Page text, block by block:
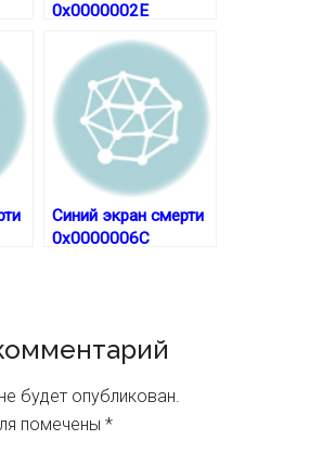
0x0000002E
Синий экран смерти
0x0000006C
будет опубликован.
помечены*